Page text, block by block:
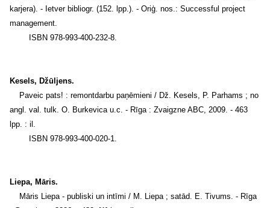
karjera). - Ietver bibliogr. (152. lpp.). - Oriģ. nos.: Successful project
management.
ISBN 978-993-400-232-8.
Kesels, Džūljens.
Paveic pats! : remontdarbu paņēmieni / Dž. Kesels, P. Parhams ; no
angl. val. tulk. O. Burkevica u.c. - Rīga : Zvaigzne ABC, 2009. - 463
lpp. : il.
ISBN 978-993-400-020-1.
Liepa, Māris.
Māris Liepa - publiski un intīmi / M. Liepa ; satād. E. Tivums. - Rīga